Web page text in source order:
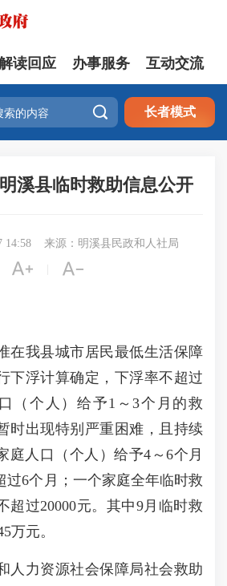
读回应 办事服务 互动交流
 长者模式
溪县临时救助信息公开
14:58 来源：明溪县民政和人社局
 
我县城市居民最低生活保障
下浮计算确定，下浮率不超过
（个人）给予1～3个月的救
时出现特别严重困难，且持续
庭人口（个人）给予4～6个月
过6个月；一个家庭全年临时救
超过20000元。其中9月临时救
万元。
力资源社会保障局社会救助